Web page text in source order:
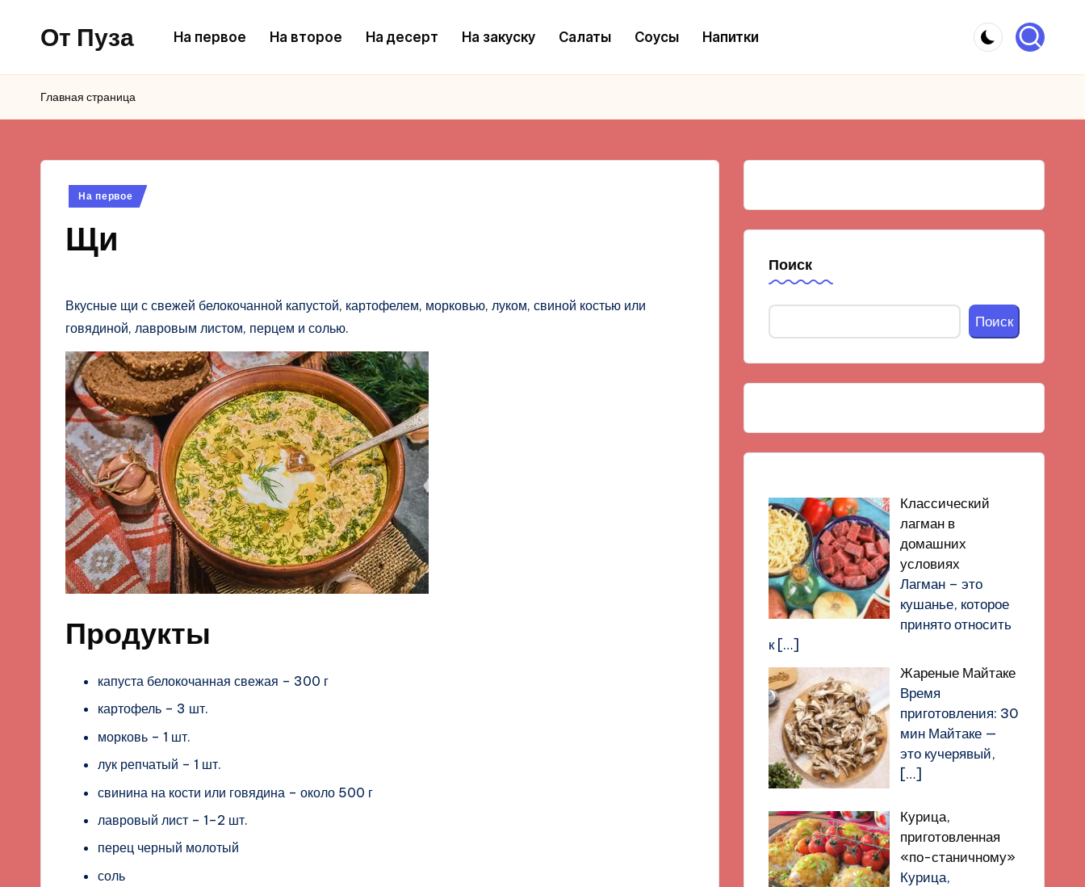
Перейти
содержимому
От Пуза
очень
вкусные
рецепты!
На первое На второе На десерт На закуску Салаты Соусы Напитки
Главная страница
Опубликовано
На первое
Щи
Вкусные щи с свежей белокочанной капустой, картофелем, морковью, луком, свиной костью или
говядиной, лавровым листом, перцем и солью.
Продукты
капуста белокочанная свежая – 300 г
картофель – 3 шт.
морковь – 1 шт.
лук репчатый – 1 шт.
свинина на кости или говядина – около 500 г
лавровый лист – 1–2 шт.
перец черный молотый
соль
Поиск
Поиск
Классический
лагман в
домашних
условиях
Лагман – это
кушанье, которое
принято относить
к […]
Жареные Майтаке
Время
приготовления: 30
мин Майтаке —
это кучерявый,
[…]
Курица,
приготовленная
«по-станичному»
Курица,